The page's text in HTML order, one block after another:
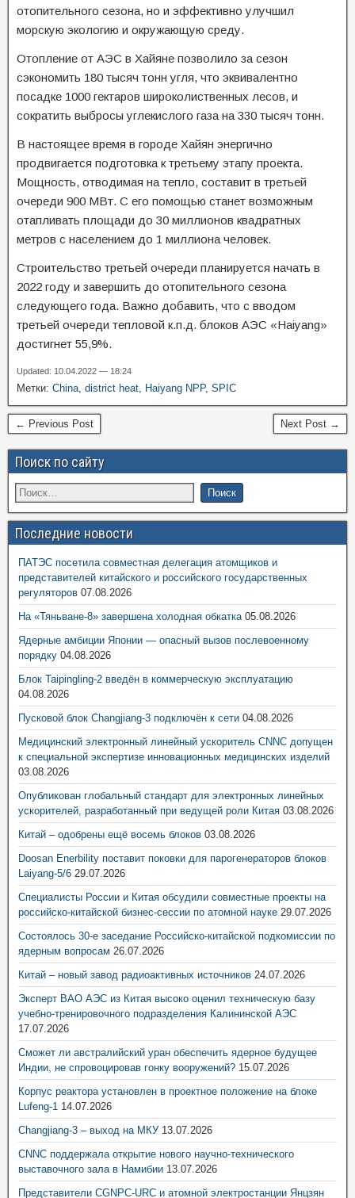
отопительного сезона, но и эффективно улучшил
морскую экологию и окружающую среду.
Отопление от АЭС в Хайяне позволило за сезон
сэкономить 180 тысяч тонн угля, что эквивалентно
посадке 1000 гектаров широколиственных лесов, и
сократить выбросы углекислого газа на 330 тысяч тонн.
В настоящее время в городе Хайян энергично
продвигается подготовка к третьему этапу проекта.
Мощность, отводимая на тепло, составит в третьей
очереди 900 МВт. С его помощью станет возможным
отапливать площади до 30 миллионов квадратных
метров с населением до 1 миллиона человек.
Строительство третьей очереди планируется начать в
2022 году и завершить до отопительного сезона
следующего года. Важно добавить, что с вводом
третьей очереди тепловой к.п.д. блоков АЭС «Haiyang»
достигнет 55,9%.
Updated: 10.04.2022 — 18:24
Метки: China, district heat, Haiyang NPP, SPIC
← Previous Post Next Post →
Поиск по сайту
Последние новости
ПАТЭС посетила совместная делегация атомщиков и
представителей китайского и российского государственных
регуляторов 07.08.2026
На «Тяньване-8» завершена холодная обкатка 05.08.2026
Ядерные амбиции Японии — опасный вызов послевоенному
порядку 04.08.2026
Блок Taipingling-2 введён в коммерческую эксплуатацию
04.08.2026
Пусковой блок Changjiang-3 подключён к сети 04.08.2026
Медицинский электронный линейный ускоритель CNNC допущен
к специальной экспертизе инновационных медицинских изделий
03.08.2026
Опубликован глобальный стандарт для электронных линейных
ускорителей, разработанный при ведущей роли Китая 03.08.2026
Китай – одобрены ещё восемь блоков 03.08.2026
Doosan Enerbility поставит поковки для парогенераторов блоков
Laiyang-5/6 29.07.2026
Специалисты России и Китая обсудили совместные проекты на
российско-китайской бизнес-сессии по атомной науке 29.07.2026
Состоялось 30-е заседание Российско-китайской подкомиссии по
ядерным вопросам 26.07.2026
Китай – новый завод радиоактивных источников 24.07.2026
Эксперт ВАО АЭС из Китая высоко оценил техническую базу
учебно-тренировочного подразделения Калининской АЭС
17.07.2026
Сможет ли австралийский уран обеспечить ядерное будущее
Индии, не спровоцировав гонку вооружений? 15.07.2026
Корпус реактора установлен в проектное положение на блоке
Lufeng-1 14.07.2026
Changjiang-3 – выход на МКУ 13.07.2026
CNNC поддержала открытие нового научно-технического
выставочного зала в Намибии 13.07.2026
Представители CGNPC-URC и атомной электростанции Янцзян